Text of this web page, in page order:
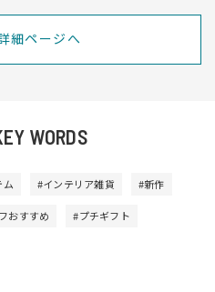
細ページへ
WORDS
ム #インテリア雑貨 #新作
おすすめ #プチギフト